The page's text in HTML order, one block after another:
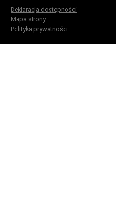
Deklaracja dostępności
Mapa strony
Polityka prywatności